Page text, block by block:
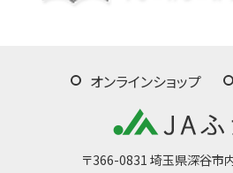
〒366-0831 埼玉県深谷市
オンラインショップ